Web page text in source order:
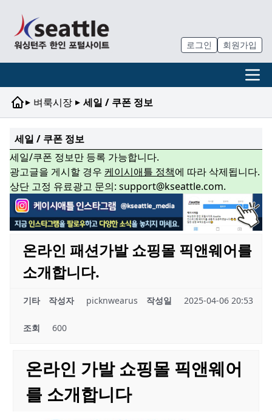
로그인 회원가입
▸ 벼룩시장 ▸ 세일 / 쿠폰 정보
세일 / 쿠폰 정보
세일/쿠폰 정보만 등록 가능합니다.
광고글을 게시할 경우 케이시애틀 정책에 따라 삭제됩니다.
상단 고정 유료광고 문의: support@kseattle.com.
온라인 패션가발 쇼핑몰 픽앤웨어를
소개합니다.
기타 작성자 picknwearus 작성일 2025-04-06 20:53
조회 600
온라인 가발 쇼핑몰 픽앤웨어
를 소개합니다